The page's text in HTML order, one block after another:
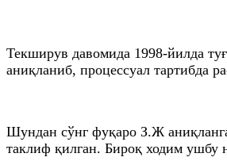
Текширув давомида 1998-йилда
аниқланиб, процессуал тартибда
Шундан сўнг фуқаро З.Ж
таклиф қилган. Бироқ ходим ушбу